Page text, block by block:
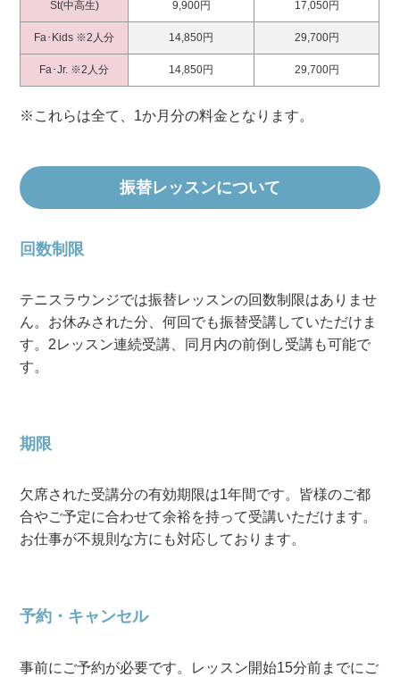
St(中高生) 9,900円 17,050円
Fa･Kids ※2人分 14,850円 29,700円
Fa･Jr. ※2人分 14,850円 29,700円
※これらは全て、1か月分の料金となります。
振替レッスンについて
回数制限
テニスラウンジでは振替レッスンの回数制限はありませ
ん。お休みされた分、何回でも振替受講していただけま
す。2レッスン連続受講、同月内の前倒し受講も可能で
す。
期限
欠席された受講分の有効期限は1年間です。皆様のご都
合やご予定に合わせて余裕を持って受講いただけます。
お仕事が不規則な方にも対応しております。
予約・キャンセル
事前にご予約が必要です。レッスン開始15分前までにご